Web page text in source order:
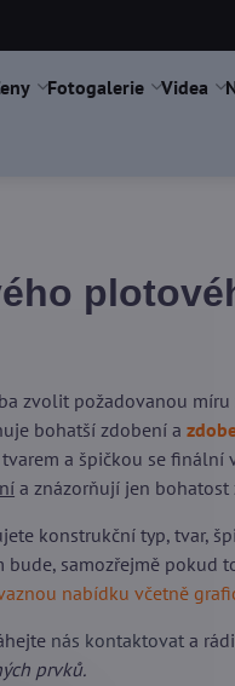
Fotogalerie Videa
zvolit požadovanou
bohatší zdobení a
a špičkou se finální
a znázorňují jen bohatost
konstrukční typ, tvar,
samozřejmě pokud
nabídku včetně
nás kontaktovat a
prvků.